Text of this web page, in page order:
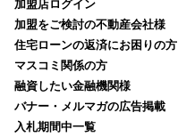
加盟店ログイン
加盟をご検討の不動産会社様
住宅ローンの返済にお困りの方
マスコミ関係の方
融資したい金融機関様
バナー・メルマガの広告掲載
入札期間中一覧